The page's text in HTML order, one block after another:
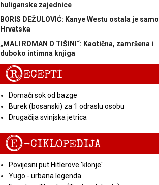
huliganske zajednice
BORIS DEŽULOVIĆ: Kanye Westu ostala je samo
Hrvatska
„MALI ROMAN O TIŠINI“: Kaotična, zamršena i
duboko intimna knjiga
RECEPTI
Domaći sok od bazge
Burek (bosanski) za 1 odraslu osobu
Drugačija svinjska jetrica
E-CIKLOPEDIJA
Povijesni put Hitlerove 'klonje'
Yugo - urbana legenda